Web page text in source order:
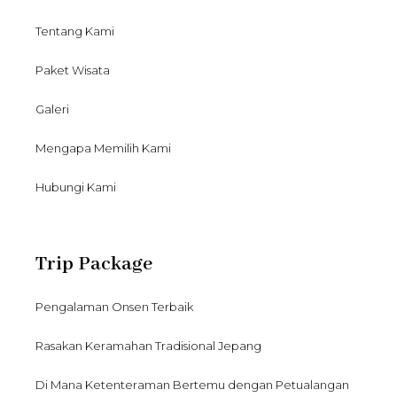
Tentang Kami
Paket Wisata
Galeri
Mengapa Memilih Kami
Hubungi Kami
Trip Package
Pengalaman Onsen Terbaik
Rasakan Keramahan Tradisional Jepang
Di Mana Ketenteraman Bertemu dengan Petualangan